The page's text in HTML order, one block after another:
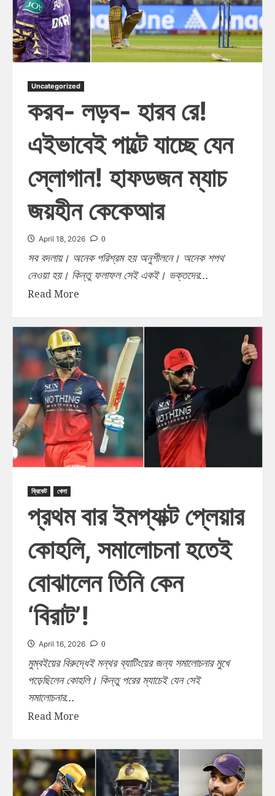
Uncategorized
করব- লড়ব- হারব রে!
এইভাবেই পাল্টে যাচ্ছে যেন
স্লোগান! হাফডজন ম্যাচ
জয়হীন কেকেআর
April 18, 2026 0
সব বদলায়। অনেক পরিশ্রম হয় অনুশীলনে। অনেক শপথ
নেওয়া হয়। কিন্তু ফলাফল সেই একই। ভক্তদের...
Read More
ক্রিকেট খেলা
প্রথম বার ইমপ্যাক্ট প্লেয়ার
কোহলি, সমালোচনা হতেই
বোঝালেন তিনি কেন
‘বিরাট’!
April 16, 2026 0
মুম্বইয়ের বিরুদ্ধেই মন্থর ব্যাটিংয়ের জন্য সমালোচনার মুখে
পড়েছিলেন কোহলি। কিন্তু পরের ম্যাচেই যেন সেই
সমালোচনার...
Read More